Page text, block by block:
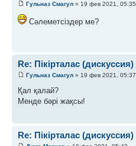
Гульназ Смагул » 19 фев 2021, 05:35
Сәлеметсіздер ме?
Re: Пікірталас (дискуссия)
Гульназ Смагул » 19 фев 2021, 05:37
Қал қалай?
Менде бәрі жақсы!
Re: Пікірталас (дискуссия)